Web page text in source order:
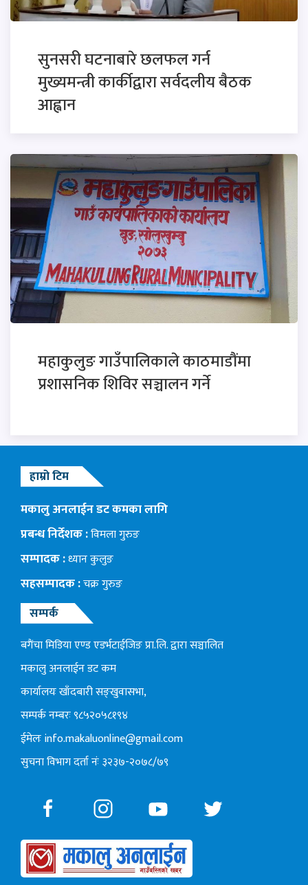
सुनसरी घटनाबारे छलफल गर्न
मुख्यमन्त्री कार्कीद्वारा सर्वदलीय बैठक
आह्वान
महाकुलुङ गाउँपालिकाले काठमाडौंमा
प्रशासनिक शिविर सञ्चालन गर्ने
हाम्रो टिम
मकालु अनलाईन डट कमका लागि
प्रबन्ध निर्देशक :विमला गुरुङ
सम्पादक :ध्यान कुलुङ
सहसम्पादक :चक्र गुरुङ
सम्पर्क
बगैंचा मिडिया एण्ड एडर्भटाईजिङ प्रा.लि. द्वारा सञ्चालित
मकालु अनलाईन डट कम
कार्यालयः खाँदबारी सङ्खुवासभा,
सम्पर्क नम्बरः ९८५२०५८१९४
ईमेलःinfo.makaluonline@gmail.com
सुचना विभाग दर्ता नंः ३२३७-२०७८/७९